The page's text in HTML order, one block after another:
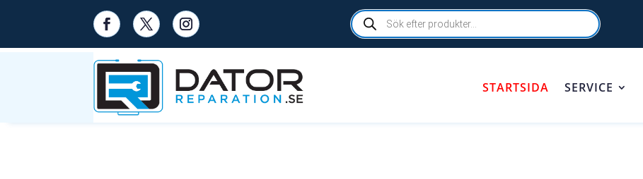
Products
search
STARTSIDA SERVICE